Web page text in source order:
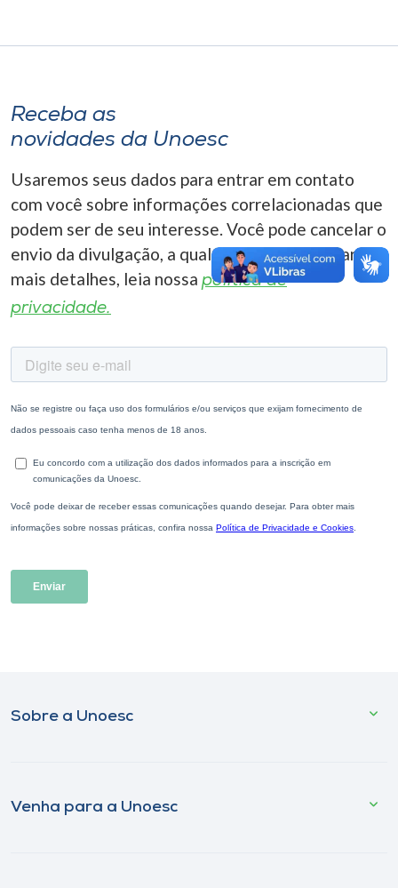
A-
Receba as
novidades da Unoesc
Usaremos seus dados para entrar em contato
com você sobre informações correlacionadas que
podem ser de seu interesse. Você pode cancelar o
envio da divulgação, a qualquer momento. Para
mais detalhes, leia nossa política de
privacidade.
Sobre a Unoesc
Venha para a Unoesc